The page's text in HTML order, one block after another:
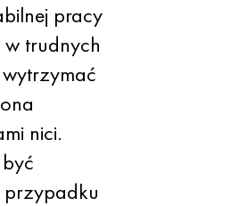
pracy
trudnych
nici.
przypadku